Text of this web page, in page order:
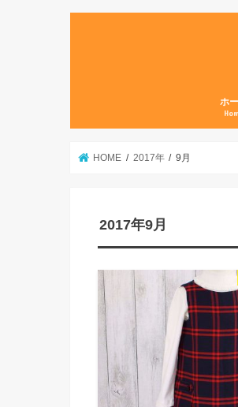
ホ
HOME 2017年 9月
2017年9月